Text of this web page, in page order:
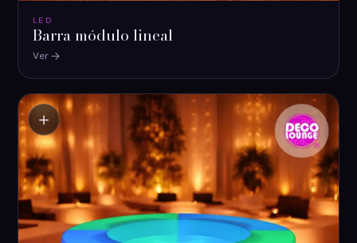
LED
Barra módulo lineal
Ver
＋